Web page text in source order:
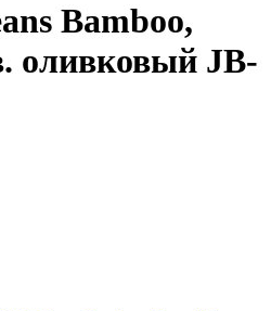
Bamboo,
оливковый JB-